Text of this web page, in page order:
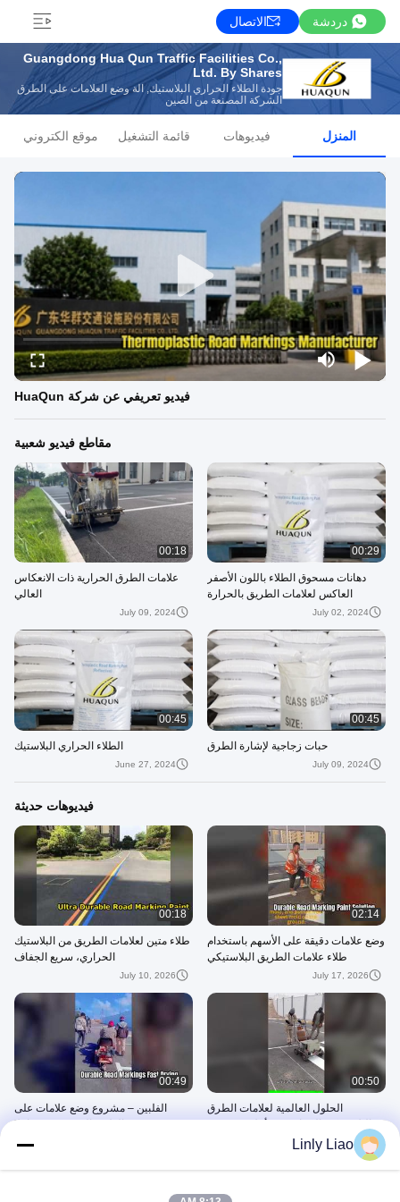
دردشة الاتصال
Guangdong Hua Qun Traffic Facilities Co.,
Ltd. By Shares
جودة الطلاء الحراري البلاستيك, آلة وضع العلامات على الطرق
الشركة المصنعة من الصين
المنزل فيديوهات قائمة التشغيل موقع الكتروني
فيديو تعريفي عن شركة HuaQun
مقاطع فيديو شعبية
00:29
دهانات مسحوق الطلاء باللون الأصفر
العاكس لعلامات الطريق بالحرارة
July 02, 2024
00:18
علامات الطرق الحرارية ذات الانعكاس
العالي
July 09, 2024
00:45
حبات زجاجية لإشارة الطرق
July 09, 2024
00:45
الطلاء الحراري البلاستيك
June 27, 2024
فيديوهات حديثة
02:14
وضع علامات دقيقة على الأسهم باستخدام
طلاء علامات الطريق البلاستيكي
الحراري | حل دائم للسلامة على الطرق
July 17, 2026
00:18
طلاء متين لعلامات الطريق من البلاستيك
الحراري، سريع الجفاف
July 10, 2026
00:50
الحلول العالمية لعلامات الطرق
July 03, 2026
00:49
الفلبين – مشروع وضع علامات على
الطرق الحضرية في مانيلا
Linly Liao